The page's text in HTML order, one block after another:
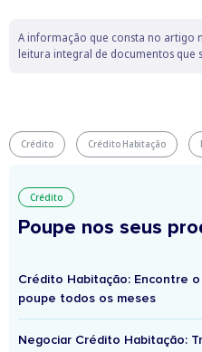
A informação que consta no artigo
leitura integral de documentos que
Crédito Crédito Habitação
Crédito
Poupe nos seus
Crédito Habitação: Encontre
poupe todos os meses
Negociar Crédito Habitação: